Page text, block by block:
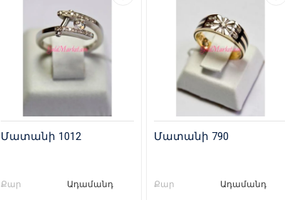
Մատանի 1012
Քար Ադամանդ
Մատանի 790
Քար Ադամանդ